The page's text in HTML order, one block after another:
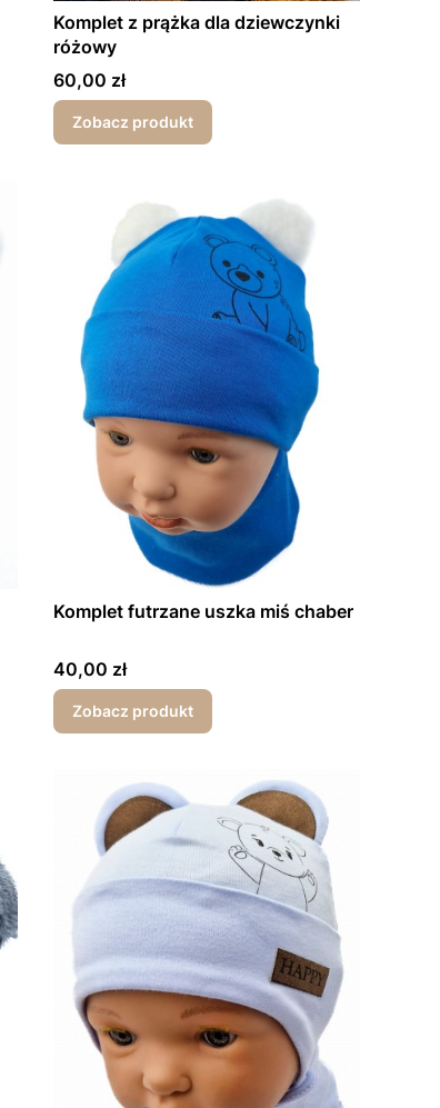
Komplet z prążka dla dziewczynki
różowy
Cena
60,00 zł
Zobacz produkt
Komplet futrzane uszka miś chaber
Cena
40,00 zł
Zobacz produkt